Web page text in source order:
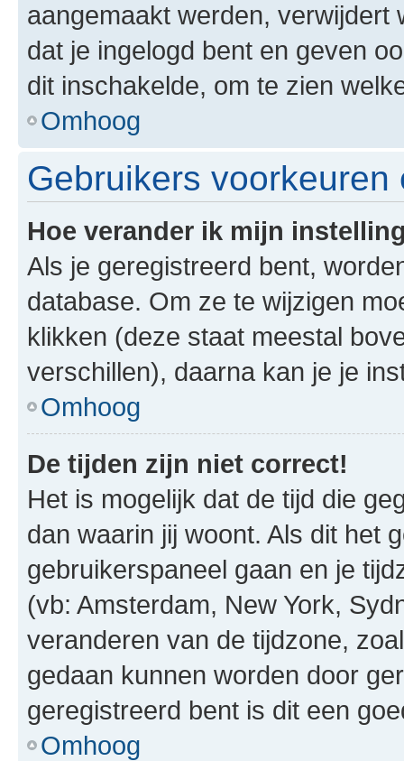
aangemaakt werden,
dat je ingelogd bent en geven
dit inschakelde, om te zien
Omhoog
Gebruikers voorkeuren
Hoe verander ik mijn
Als je geregistreerd bent,
database. Om ze te wijzigen
klikken (deze staat meestal
verschillen), daarna kan je je
Omhoog
De tijden zijn niet correct!
Het is mogelijk dat de tijd die
dan waarin jij woont. Als dit het
gebruikerspaneel gaan en je
(vb: Amsterdam, New York,
veranderen van de tijdzone,
gedaan kunnen worden door
geregistreerd bent is dit een
Omhoog